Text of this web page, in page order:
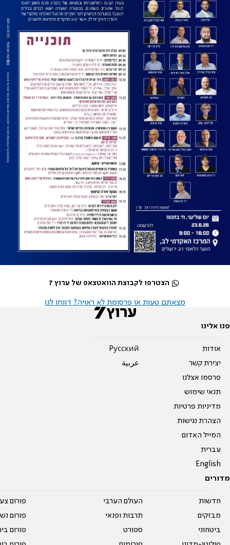
הצטרפו לקבוצת הוואטצאפ של ערוץ 7
מצאתם טעות או פרסומת לא ראויה? דווחו לנו
פנו אלינו
אודות
יצירת קשר
פרסמו אצלנו
תנאי שימוש
מדיניות פרטיות
הצהרת נגישות
המייל האדום
עברית
English
Pусский
عربية
מדורים
חדשות
מבזקים
ביטחוני
העולם הערבי
תרבות ופנאי
ספורט
פורום
פורום
פורום